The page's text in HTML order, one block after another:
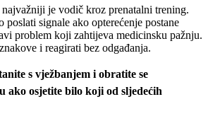
je vodič kroz prenatalni trening.
poslati signale ako opterećenje postane
problem koji zahtijeva medicinsku pažnju.
i reagirati bez odgađanja.
s vježbanjem i obratite se
ako osjetite bilo koji od sljedećih